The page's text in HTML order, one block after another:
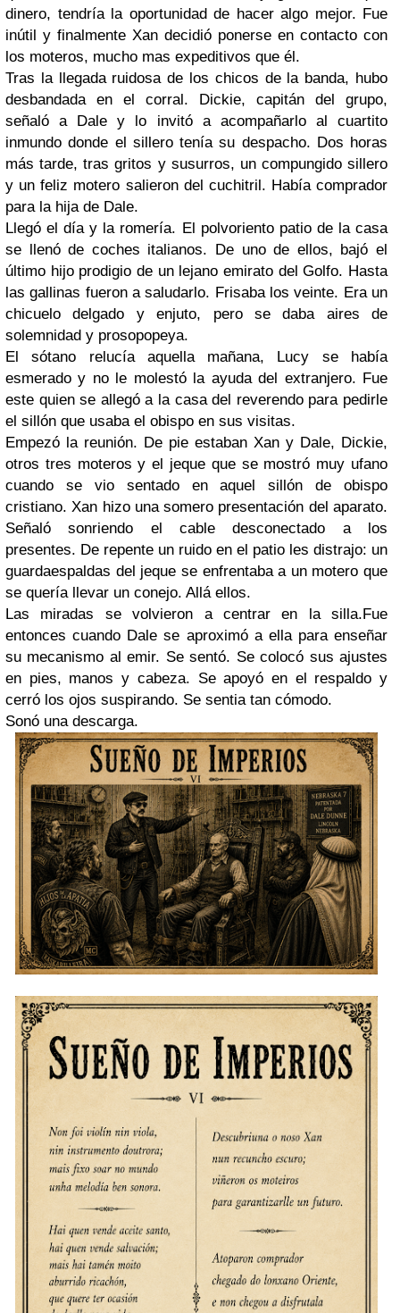
dinero, tendría la oportunidad de hacer algo mejor. Fue
inútil y finalmente Xan decidió ponerse en contacto con
los moteros, mucho mas expeditivos que él.
Tras la llegada ruidosa de los chicos de la banda, hubo
desbandada en el corral. Dickie, capitán del grupo,
señaló a Dale y lo invitó a acompañarlo al cuartito
inmundo donde el sillero tenía su despacho. Dos horas
más tarde, tras gritos y susurros, un compungido sillero
y un feliz motero salieron del cuchitril. Había comprador
para la hija de Dale.
Llegó el día y la romería. El polvoriento patio de la casa
se llenó de coches italianos. De uno de ellos, bajó el
último hijo prodigio de un lejano emirato del Golfo. Hasta
las gallinas fueron a saludarlo. Frisaba los veinte. Era un
chicuelo delgado y enjuto, pero se daba aires de
solemnidad y prosopopeya.
El sótano relucía aquella mañana, Lucy se había
esmerado y no le molestó la ayuda del extranjero. Fue
este quien se allegó a la casa del reverendo para pedirle
el sillón que usaba el obispo en sus visitas.
Empezó la reunión. De pie estaban Xan y Dale, Dickie,
otros tres moteros y el jeque que se mostró muy ufano
cuando se vio sentado en aquel sillón de obispo
cristiano.Xan hizo una somero presentación del aparato.
Señaló sonriendo el cable desconectado a los
presentes. De repente un ruido en el patio les distrajo: un
guardaespaldas del jeque se enfrentaba a un motero que
se quería llevar un conejo. Allá ellos.
Las miradas se volvieron a centrar en la silla.Fue
entonces cuando Dale se aproximó a ella para enseñar
su mecanismo al emir. Se sentó. Se colocó sus ajustes
en pies, manos y cabeza. Se apoyó en el respaldo y
cerró los ojos suspirando. Se sentia tan cómodo.
Sonó una descarga.